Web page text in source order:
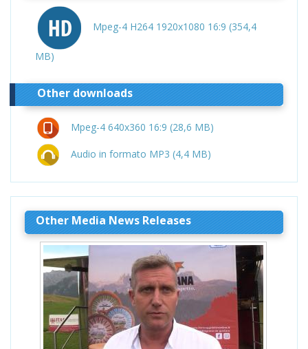
Mpeg-4 H264 1920x1080 16:9 (354,4
MB)
Other downloads
Mpeg-4 640x360 16:9 (28,6 MB)
Audio in formato MP3 (4,4 MB)
Other Media News Releases